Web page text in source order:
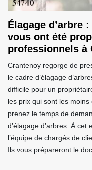
Élagage d’arbre
vous ont été
professionnels à
Crantenoy regorge de
le cadre d’élagage
difficile pour un
les prix qui sont les
prenez le temps de
d’élagage d’arbres. À
l’équipe de chargés de
Ils vous prépareront le